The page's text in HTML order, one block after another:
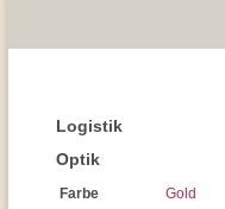
Logistik
Optik
Farbe Gold